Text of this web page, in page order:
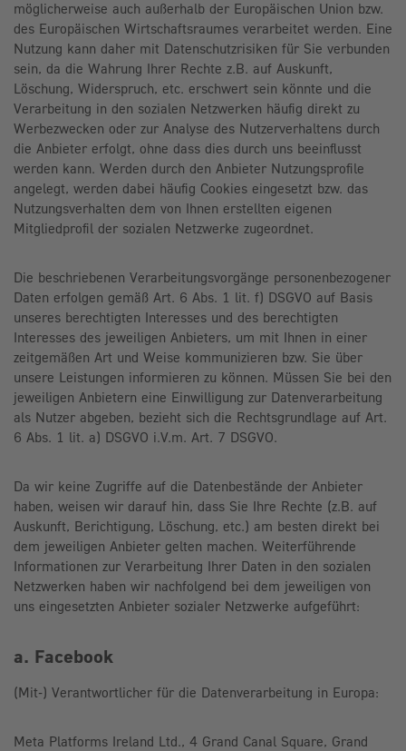
möglicherweise auch außerhalb der Europäischen Union bzw.
des Europäischen Wirtschaftsraumes verarbeitet werden. Eine
Nutzung kann daher mit Datenschutzrisiken für Sie verbunden
sein, da die Wahrung Ihrer Rechte z.B. auf Auskunft,
Löschung, Widerspruch, etc. erschwert sein könnte und die
Verarbeitung in den sozialen Netzwerken häufig direkt zu
Werbezwecken oder zur Analyse des Nutzerverhaltens durch
die Anbieter erfolgt, ohne dass dies durch uns beeinflusst
werden kann. Werden durch den Anbieter Nutzungsprofile
angelegt, werden dabei häufig Cookies eingesetzt bzw. das
Nutzungsverhalten dem von Ihnen erstellten eigenen
Mitgliedprofil der sozialen Netzwerke zugeordnet.
Die beschriebenen Verarbeitungsvorgänge personenbezogener
Daten erfolgen gemäß Art. 6 Abs. 1 lit. f) DSGVO auf Basis
unseres berechtigten Interesses und des berechtigten
Interesses des jeweiligen Anbieters, um mit Ihnen in einer
zeitgemäßen Art und Weise kommunizieren bzw. Sie über
unsere Leistungen informieren zu können. Müssen Sie bei den
jeweiligen Anbietern eine Einwilligung zur Datenverarbeitung
als Nutzer abgeben, bezieht sich die Rechtsgrundlage auf Art.
6 Abs. 1 lit. a) DSGVO i.V.m. Art. 7 DSGVO.
Da wir keine Zugriffe auf die Datenbestände der Anbieter
haben, weisen wir darauf hin, dass Sie Ihre Rechte (z.B. auf
Auskunft, Berichtigung, Löschung, etc.) am besten direkt bei
dem jeweiligen Anbieter gelten machen. Weiterführende
Informationen zur Verarbeitung Ihrer Daten in den sozialen
Netzwerken haben wir nachfolgend bei dem jeweiligen von
uns eingesetzten Anbieter sozialer Netzwerke aufgeführt:
a. Facebook
(Mit-) Verantwortlicher für die Datenverarbeitung in Europa:
Meta Platforms Ireland Ltd., 4 Grand Canal Square, Grand